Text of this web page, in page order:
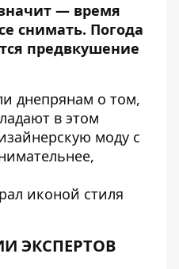
— время
снимать. Погода
предвкушение
днепрянам о том,
в этом
моду с
иконой стиля
ЭКСПЕРТОВ